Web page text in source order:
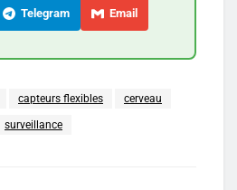
Telegram Email
capteurs flexibles cerveau
surveillance